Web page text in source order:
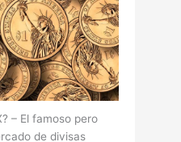
– El famoso pero
de divisas